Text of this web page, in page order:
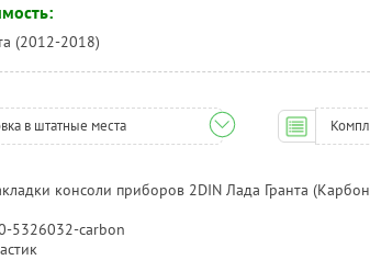
(2012-2018)
в штатные места
консоли приборов 2DIN Лада Гранта
5326032-carbon